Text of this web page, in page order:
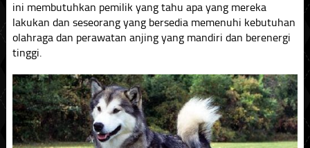
ini membutuhkan pemilik yang tahu apa yang mereka
lakukan dan seseorang yang bersedia memenuhi kebutuhan
olahraga dan perawatan anjing yang mandiri dan berenergi
tinggi.